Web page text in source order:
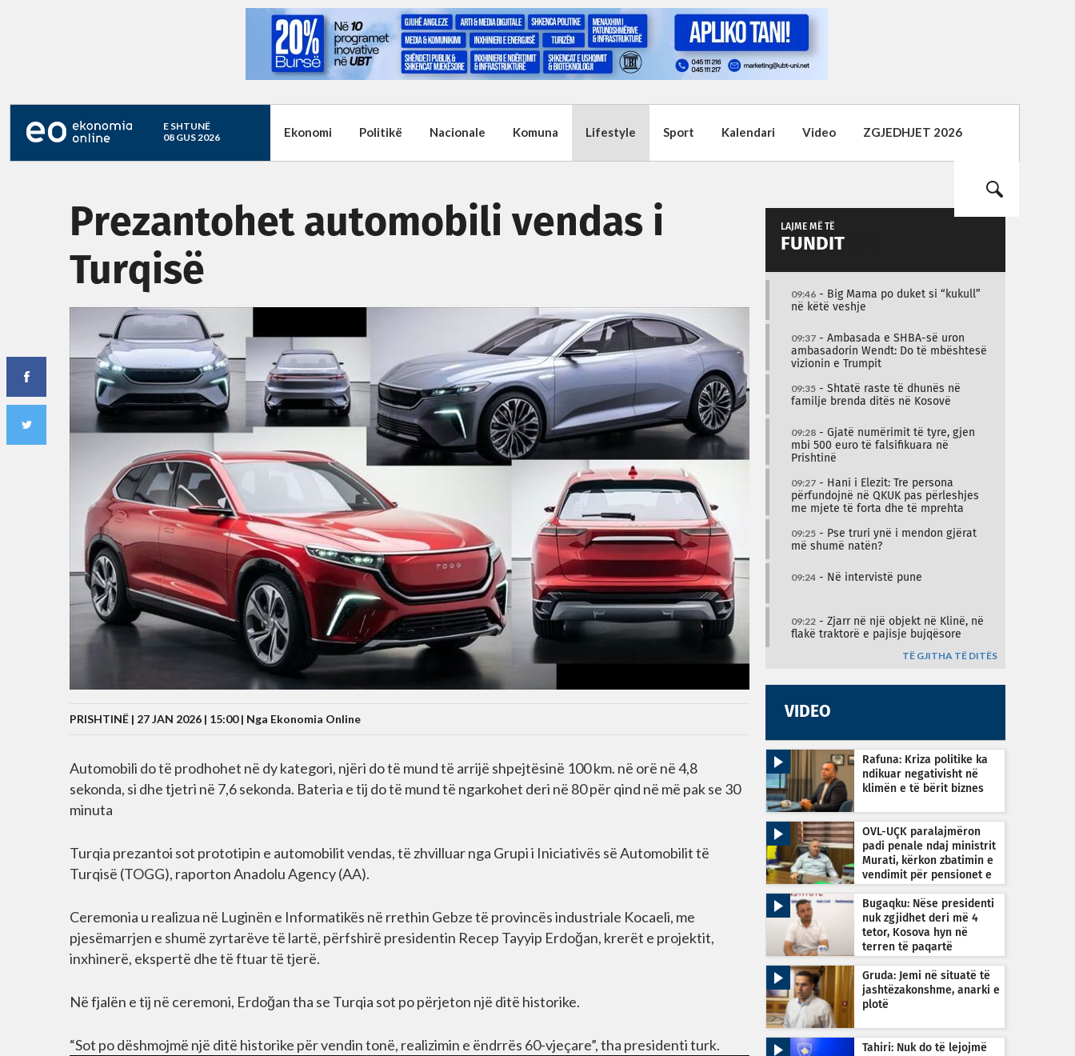
E SHTUNË
08 GUS 2026
Ekonomi Politikë Nacionale Komuna Lifestyle Sport Kalendari Video ZGJEDHJET 2026
Prezantohet automobili vendas i
Turqisë
PRISHTINË | 27 JAN 2026 | 15:00 | Nga Ekonomia Online
Automobili do të prodhohet në dy kategori, njëri do të mund të arrijë shpejtësinë 100 km. në orë në 4,8
sekonda, si dhe tjetri në 7,6 sekonda. Bateria e tij do të mund të ngarkohet deri në 80 për qind në më pak se 30
minuta
Turqia prezantoi sot prototipin e automobilit vendas, të zhvilluar nga Grupi i Iniciativës së Automobilit të
Turqisë (TOGG), raporton Anadolu Agency (AA).
Ceremonia u realizua në Luginën e Informatikës në rrethin Gebze të provincës industriale Kocaeli, me
pjesëmarrjen e shumë zyrtarëve të lartë, përfshirë presidentin Recep Tayyip Erdoğan, krerët e projektit,
inxhinerë, ekspertë dhe të ftuar të tjerë.
Në fjalën e tij në ceremoni, Erdoğan tha se Turqia sot po përjeton një ditë historike.
“Sot po dëshmojmë një ditë historike për vendin tonë, realizimin e ëndrrës 60-vjeçare”, tha presidenti turk.
LAJME MË TË
FUNDIT
09:46 - Big Mama po duket si “kukull”
në këtë veshje
09:37 - Ambasada e SHBA-së uron
ambasadorin Wendt: Do të mbështesë
vizionin e Trumpit
09:35 - Shtatë raste të dhunës në
familje brenda ditës në Kosovë
09:28 - Gjatë numërimit të tyre, gjen
mbi 500 euro të falsifikuara në
Prishtinë
09:27 - Hani i Elezit: Tre persona
përfundojnë në QKUK pas përleshjes
me mjete të forta dhe të mprehta
09:25 - Pse truri ynë i mendon gjërat
më shumë natën?
09:24 - Në intervistë pune
09:22 - Zjarr në një objekt në Klinë, në
flakë traktorë e pajisje bujqësore
TË GJITHA TË DITËS
VIDEO
Rafuna: Kriza politike ka
ndikuar negativisht në
klimën e të bërit biznes
OVL-UÇK paralajmëron
padi penale ndaj ministrit
Murati, kërkon zbatimin e
vendimit për pensionet e
Bugaqku: Nëse presidenti
nuk zgjidhet deri më 4
tetor, Kosova hyn në
terren të paqartë
Gruda: Jemi në situatë të
jashtëzakonshme, anarki e
plotë
Tahiri: Nuk do të lejojmë